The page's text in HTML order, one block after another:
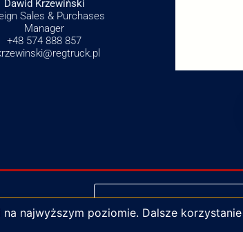
Dawid Krzewiński
Sales & Purchases
Manager
+48 574 888 857
NAPISZ DO NAS
najwyższym poziomie. Dalsze